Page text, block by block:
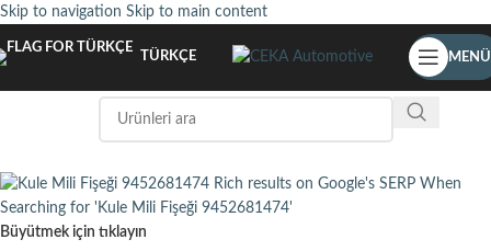
Skip to navigation Skip to main content
TÜRKÇE MENÜ
Büyütmek için tıklayın